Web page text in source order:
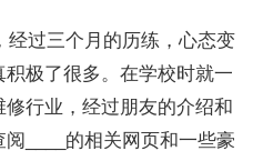
经过三个月的历练，心态变
极了很多。在学校时就一
行业，经过朋友的介绍和
____的相关网页和一些豪